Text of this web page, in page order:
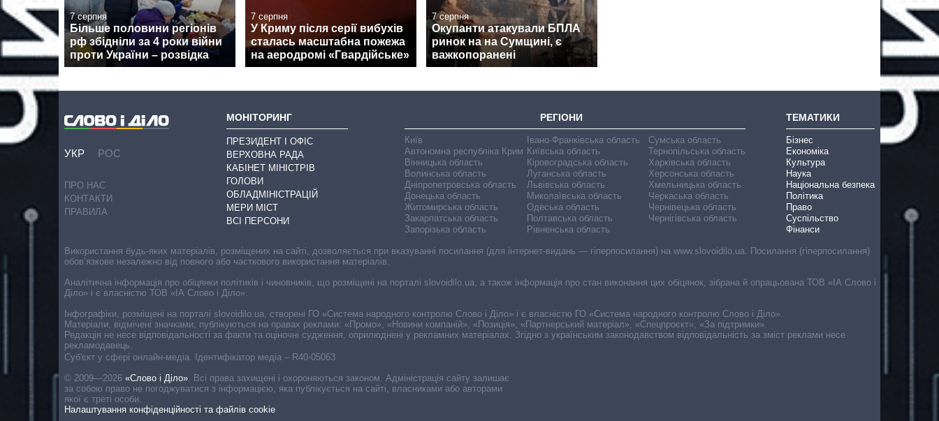
7 серпня
Більше половини регіонів
рф збідніли за 4 роки війни
проти України – розвідка
7 серпня
У Криму після серії вибухів
сталась масштабна пожежа
на аеродромі «Гвардійське»
7 серпня
Окупанти атакували БПЛА
ринок на на Сумщині, є
важкопоранені
УКР РОС
ПРО НАС
КОНТАКТИ
ПРАВИЛА
МОНІТОРИНГ
ПРЕЗИДЕНТ І ОФІС
ВЕРХОВНА РАДА
КАБІНЕТ МІНІСТРІВ
ГОЛОВИ
ОБЛАДМІНІСТРАЦІЙ
МЕРИ МІСТ
ВСІ ПЕРСОНИ
РЕГІОНИ
Київ
Автономна республіка Крим
Вінницька область
Волинська область
Дніпропетровська область
Донецька область
Житомирська область
Закарпатська область
Запорізька область
Івано-Франківська область
Київська область
Кіровоградська область
Луганська область
Львівська область
Миколаївська область
Одеська область
Полтавська область
Рівненська область
Сумська область
Тернопільська область
Харківська область
Херсонська область
Хмельницька область
Черкаська область
Чернівецька область
Чернігівська область
ТЕМАТИКИ
Бізнес
Економіка
Культура
Наука
Національна безпека
Політика
Право
Суспільство
Фінанси
Cуб'єкт у сфері онлайн-медіа. Ідентифікатор медіа – R40-05063
© 2009—2026 «Слово і Діло» Всі права захищені і охороняються законом. Адміністрація сайту залишає
за собою право не погоджуватися з інформацією, яка публікується на сайті, власниками або авторами
якої є треті особи.
Налаштування конфіденційності та файлів cookie
Використання будь-яких матеріалів, розміщених на сайті, дозволяється при вказуванні посилання (для інтернет-видань — гіперпосилання) на www.slovoidilo.ua. Посилання (гіперпосилання)
обов’язкове незалежно від повного або часткового використання матеріалів.
Аналітична інформація про обіцянки політиків і чиновників, що розміщені на порталі slovoidilo.ua, а також інформація про стан виконання цих обіцянок, зібрана й опрацьована ТОВ «ІА Слово і
Діло» і є власністю ТОВ «ІА Слово і Діло».
Інфографіки, розміщені на порталі slovoidilo.ua, створені ГО «Система народного контролю Слово і Діло» і є власністю ГО «Система народного контролю Слово і Діло».
Матеріали, відмічені значками, публікуються на правах реклами: «Промо», «Новини компаній», «Позиція», «Партнерський матеріал», «Спецпроєкт», «За підтримки».
Редакція не несе відповідальності за факти та оціночні судження, оприлюднені у рекламних матеріалах. Згідно з українським законодавством відповідальність за зміст реклами несе
рекламодавець.